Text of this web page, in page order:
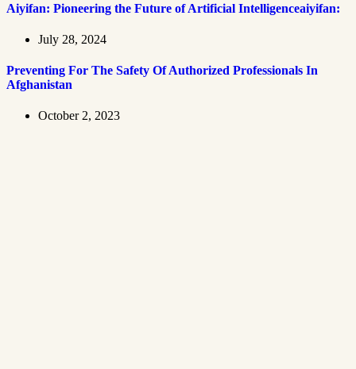
Aiyifan: Pioneering the Future of Artificial Intelligenceaiyifan:
July 28, 2024
Preventing For The Safety Of Authorized Professionals In
Afghanistan
October 2, 2023